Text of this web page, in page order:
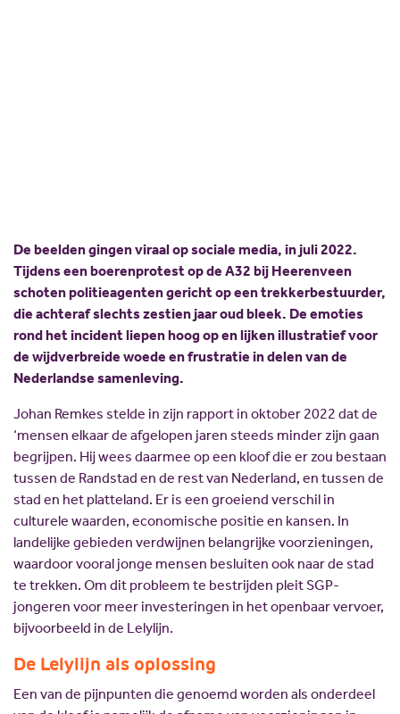
De beelden gingen viraal op sociale media, in juli 2022.
Tijdens een boerenprotest op de A32 bij Heerenveen
schoten politieagenten gericht op een trekkerbestuurder,
die achteraf slechts zestien jaar oud bleek. De emoties
rond het incident liepen hoog op en lijken illustratief voor
de wijdverbreide woede en frustratie in delen van de
Nederlandse samenleving.
Johan Remkes stelde in zijn rapport in oktober 2022 dat de
‘mensen elkaar de afgelopen jaren steeds minder zijn gaan
begrijpen. Hij wees daarmee op een kloof die er zou bestaan
tussen de Randstad en de rest van Nederland, en tussen de
stad en het platteland. Er is een groeiend verschil in
culturele waarden, economische positie en kansen. In
landelijke gebieden verdwijnen belangrijke voorzieningen,
waardoor vooral jonge mensen besluiten ook naar de stad
te trekken. Om dit probleem te bestrijden pleit SGP-
jongeren voor meer investeringen in het openbaar vervoer,
bijvoorbeeld in de Lelylijn.
De Lelylijn als oplossing
Een van de pijnpunten die genoemd worden als onderdeel